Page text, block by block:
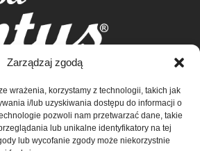
Zarządzaj zgodą
wrażenia, korzystamy z technologii, takich jak
i/lub uzyskiwania dostępu do informacji o
pozwoli nam przetwarzać dane, takie
lub unikalne identyfikatory na tej
lub wycofanie zgody może niekorzystnie
30-348 Kraków
0000424254
– Śródmieście w
Sklep
Kontakt